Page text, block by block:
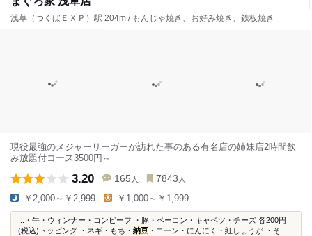
浅草（つくばＥＸＰ）駅 204m / もんじゃ焼き、お好み焼き、鉄板焼き
現役最強のメジャーリーガーが訪れた事のある有名店の姉妹店2時間飲
み放題付コース3500円～
3.20 165 人 7843 人
￥2,000～￥2,999 ￥1,000～￥1,999
...・牛・ウィンナー・コンビーフ ・豚・ベーコン・キャベツ・チーズ 各200円
(税込)トッピング ・ネギ・もち・ 納豆 ・コーン・にんにく・紅しょうが ・そ